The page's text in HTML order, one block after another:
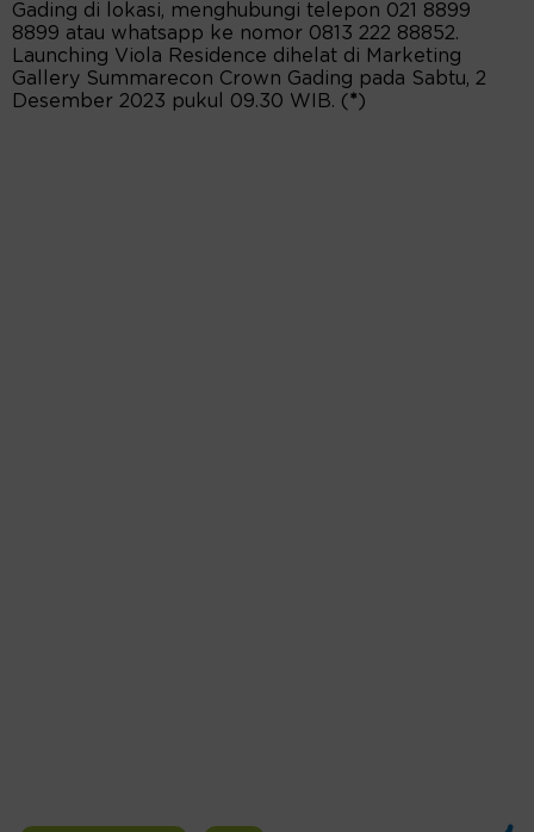
Gading di lokasi, menghubungi telepon 021 8899
8899 atau whatsapp ke nomor 0813 222 88852.
Launching Viola Residence dihelat di Marketing
Gallery Summarecon Crown Gading pada Sabtu, 2
Desember 2023 pukul 09.30 WIB. (*)